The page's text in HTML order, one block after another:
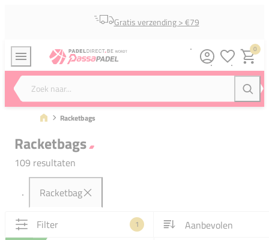
Gratis verzending > €79
Zoek naar...
0
Racketbags
Racketbags
109 resultaten
Racketbag
Filter 1